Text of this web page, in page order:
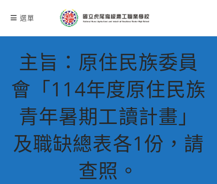
選單
主旨：原住民族委員
會「114年度原住民族
青年暑期工讀計畫」
及職缺總表各1份，請
查照。